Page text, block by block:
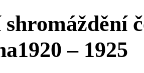
1920 – 1925